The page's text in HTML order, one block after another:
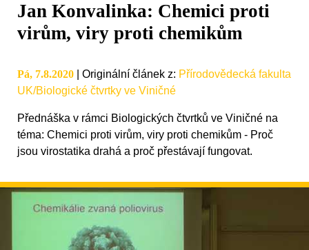
Jan Konvalinka: Chemici proti
virům, viry proti chemikům
Pá, 7.8.2020 Originální článek z: Přírodovědecká fakulta
UK/Biologické čtvrtky ve Viničné
Přednáška v rámci Biologických čtvrtků ve Viničné na
téma: Chemici proti virům, viry proti chemikům - Proč
jsou virostatika drahá a proč přestávají fungovat.